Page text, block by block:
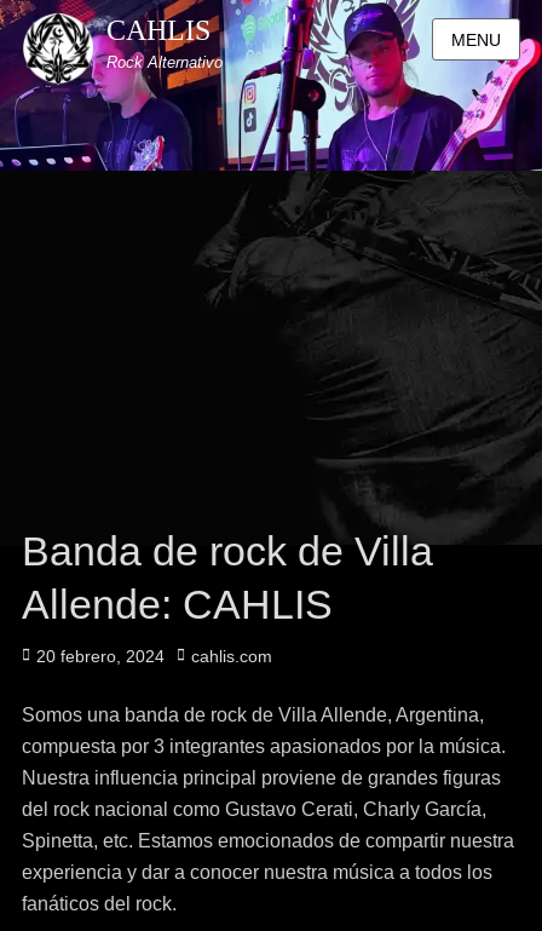
CAHLIS
Rock Alternativo
MENU
Banda de rock de Villa
Allende: CAHLIS
Posted
20 febrero, 2024 Author
cahlis.com
Somos una banda de rock de Villa Allende, Argentina,
compuesta por 3 integrantes apasionados por la música.
Nuestra influencia principal proviene de grandes figuras
del rock nacional como Gustavo Cerati, Charly García,
Spinetta, etc. Estamos emocionados de compartir nuestra
experiencia y dar a conocer nuestra música a todos los
fanáticos del rock.